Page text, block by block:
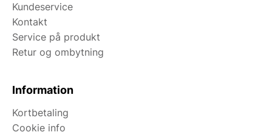
Kundeservice
Kontakt
Service på produkt
Retur og ombytning
Information
Kortbetaling
Cookie info